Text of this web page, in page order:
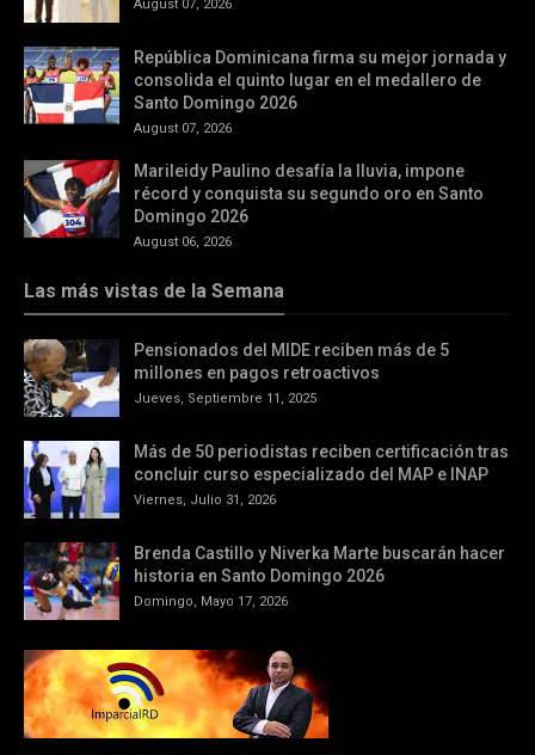
August 07, 2026
República Dominicana firma su mejor jornada y
consolida el quinto lugar en el medallero de
Santo Domingo 2026
August 07, 2026
Marileidy Paulino desafía la lluvia, impone
récord y conquista su segundo oro en Santo
Domingo 2026
August 06, 2026
Las más vistas de la Semana
Pensionados del MIDE reciben más de 5
millones en pagos retroactivos
Jueves, Septiembre 11, 2025
Más de 50 periodistas reciben certificación tras
concluir curso especializado del MAP e INAP
Viernes, Julio 31, 2026
Brenda Castillo y Niverka Marte buscarán hacer
historia en Santo Domingo 2026
Domingo, Mayo 17, 2026